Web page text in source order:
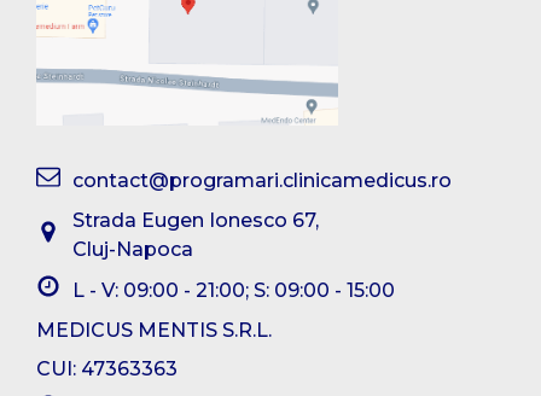
contact@programari.clinicamedicus.ro
Strada Eugen Ionesco 67,
Cluj-Napoca
L - V: 09:00 - 21:00; S: 09:00 - 15:00
MEDICUS MENTIS S.R.L.
CUI: 47363363